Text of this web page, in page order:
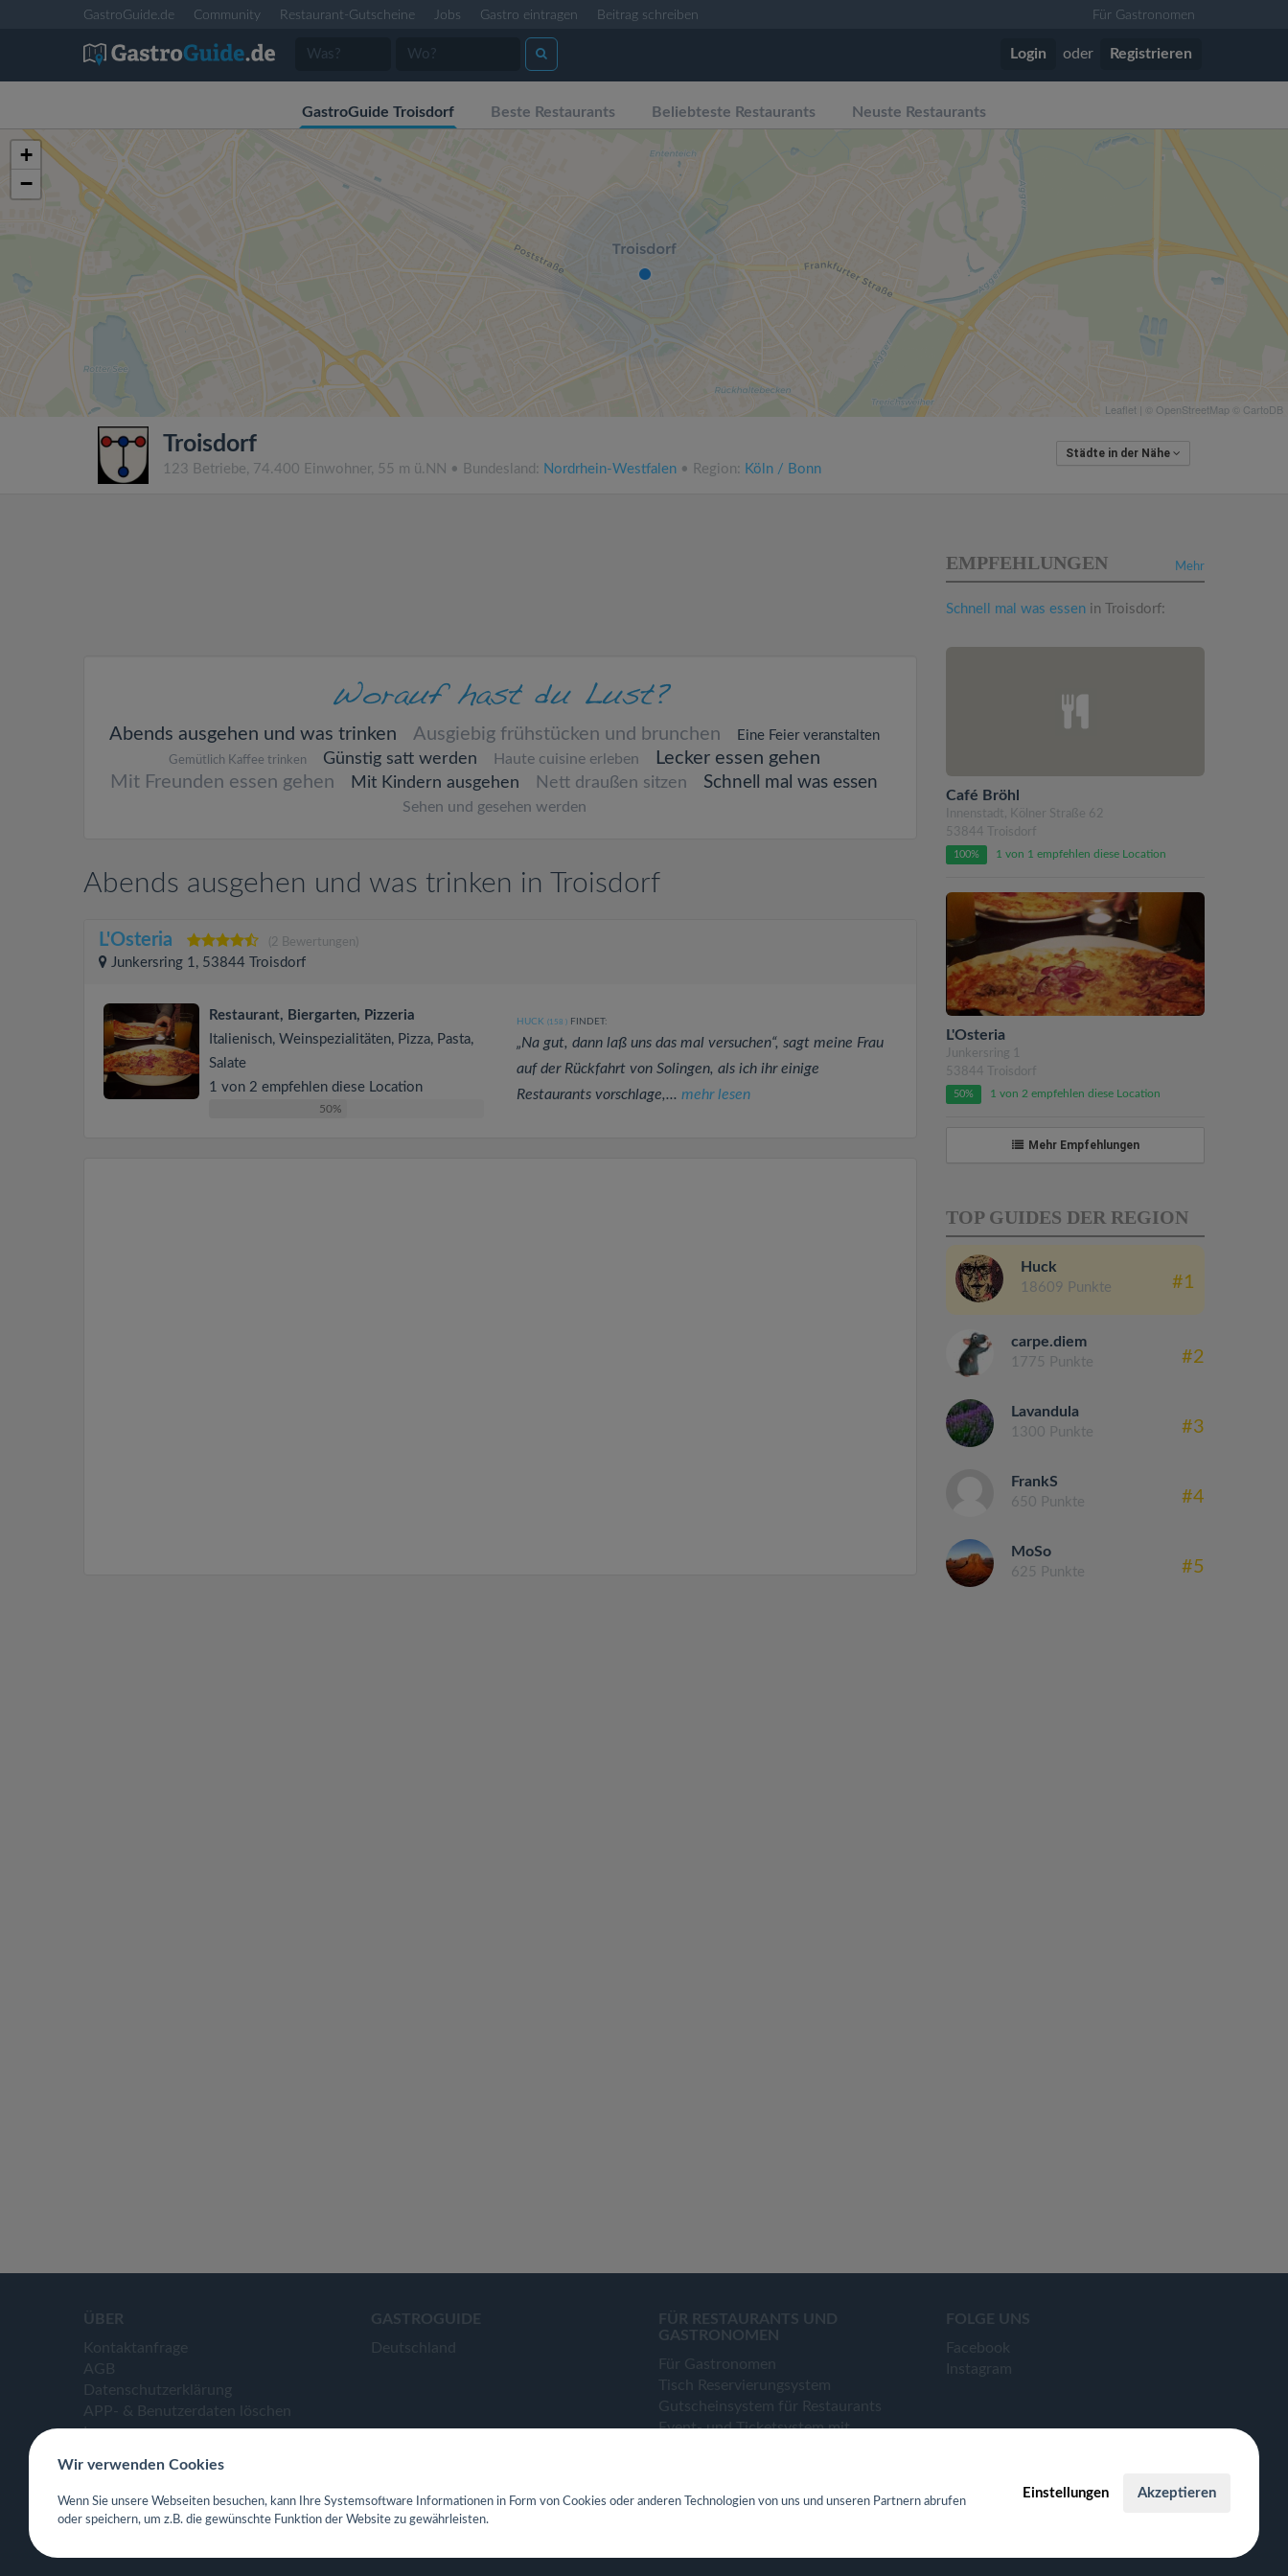
GastroGuide.de Community Restaurant-Gutscheine Jobs Gastro eintragen Beitrag schreiben Für Gastronomen
Login oder Registrieren
GastroGuide Troisdorf Beste Restaurants Beliebteste Restaurants Neuste Restaurants
+
−
Leaflet | © OpenStreetMap © CartoDB
Troisdorf
123 Betriebe, 74.400 Einwohner, 55 m ü.NN • Bundesland: Nordrhein-Westfalen • Region: Köln / Bonn
Städte in der Nähe
Abends ausgehen und was trinken Ausgiebig frühstücken und brunchen Eine Feier veranstalten
Gemütlich Kaffee trinken Günstig satt werden Haute cuisine erleben
Lecker essen gehen
Mit Freunden essen gehen
Mit Kindern ausgehen Nett draußen sitzen Schnell mal was essen
Sehen und gesehen werden
Abends ausgehen und was trinken in Troisdorf
L'Osteria (2 Bewertungen)
Junkersring 1, 53844 Troisdorf
Restaurant, Biergarten, Pizzeria
Italienisch, Weinspezialitäten, Pizza, Pasta,
Salate
1 von 2 empfehlen diese Location
50%
HUCK (158 )FINDET:
„Na gut, dann laß uns das mal versuchen“, sagt meine Frau
auf der Rückfahrt von Solingen, als ich ihr einige
Restaurants vorschlage,... mehr lesen
Mehr
EMPFEHLUNGEN
Schnell mal was essen in Troisdorf:
Café Bröhl
Innenstadt, Kölner Straße 62
53844 Troisdorf
100% 1 von 1 empfehlen diese Location
L'Osteria
Junkersring 1
53844 Troisdorf
50% 1 von 2 empfehlen diese Location
Mehr Empfehlungen
TOP GUIDES DER REGION
Huck
18609 Punkte #1
carpe.diem
1775 Punkte #2
Lavandula
1300 Punkte #3
FrankS
650 Punkte #4
MoSo
625 Punkte #5
ÜBER
Kontaktanfrage
AGB
Datenschutzerklärung
APP- & Benutzerdaten löschen
Impressum
GASTROGUIDE
Deutschland
FÜR RESTAURANTS UND
GASTRONOMEN
Für Gastronomen
Tisch Reservierungsystem
Gutscheinsystem für Restaurants
Event- und Ticketsystem mit
Webseiten für Restaurant
FOLGE UNS
Facebook
Instagram
Wir verwenden Cookies
Wenn Sie unsere Webseiten besuchen, kann Ihre Systemsoftware Informationen in Form von Cookies oder anderen Technologien von uns und unseren Partnern abrufen
oder speichern, um z.B. die gewünschte Funktion der Website zu gewährleisten.
Einstellungen Akzeptieren